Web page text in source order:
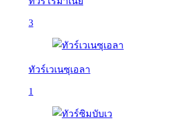
3
ทัวร์เวเนซุเอลา
1